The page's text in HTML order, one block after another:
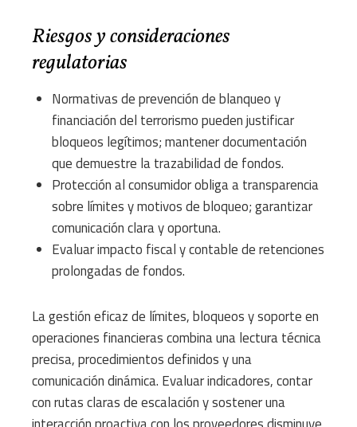
Riesgos y consideraciones
regulatorias
Normativas de prevención de blanqueo y
financiación del terrorismo pueden justificar
bloqueos legítimos; mantener documentación
que demuestre la trazabilidad de fondos.
Protección al consumidor obliga a transparencia
sobre límites y motivos de bloqueo; garantizar
comunicación clara y oportuna.
Evaluar impacto fiscal y contable de retenciones
prolongadas de fondos.
La gestión eficaz de límites, bloqueos y soporte en
operaciones financieras combina una lectura técnica
precisa, procedimientos definidos y una
comunicación dinámica. Evaluar indicadores, contar
con rutas claras de escalación y sostener una